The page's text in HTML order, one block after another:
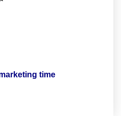
time